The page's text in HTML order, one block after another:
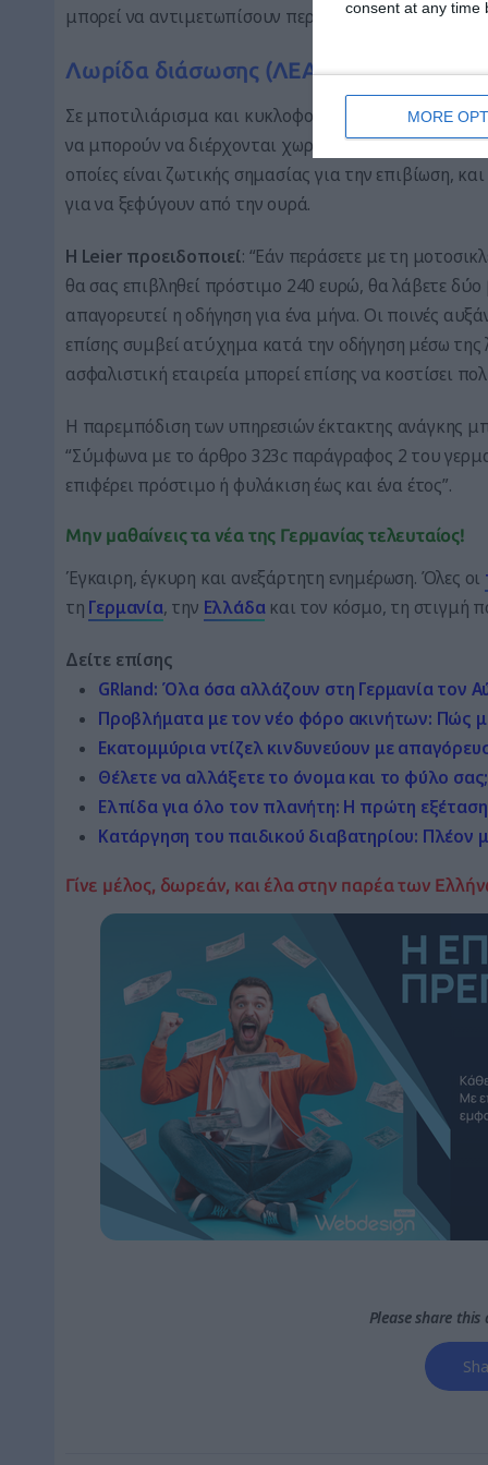
consent at any time
MORE
μπορεί να αντιμετωπίσουν περαιτέρω κυρώσεις”,
Λωρίδα διάσωσης (ΛΕΑ) και μηχανή
Σε μποτιλιάρισμα και κυκλοφοριακή συμφόρηση, οι
να μπορούν να διέρχονται χωρίς προβλήματα.
οποίες είναι ζωτικής σημασίας για την επιβίωση,
για να ξεφύγουν από την ουρά.
Η Leier προειδοποιεί: “Εάν περάσετε με τη
θα σας επιβληθεί πρόστιμο 240 ευρώ, θα λάβετε
απαγορευτεί η οδήγηση για ένα μήνα. Οι ποινές
επίσης συμβεί ατύχημα κατά την οδήγηση μέσω
ασφαλιστική εταιρεία μπορεί επίσης να κοστίσει
Η παρεμπόδιση των υπηρεσιών έκτακτης ανάγκης
“Σύμφωνα με το άρθρο 323c παράγραφος 2 του
επιφέρει πρόστιμο ή φυλάκιση έως και ένα έτος”.
Μην μαθαίνεις τα νέα της Γερμανίας τελευταίος!
Έγκαιρη, έγκυρη και ανεξάρτητη ενημέρωση. Όλες οι
τη Γερμανία, την Ελλάδα και τον κόσμο, τη στιγμή
Δείτε επίσης
GRland: Όλα όσα αλλάζουν στη Γερμανία τον
Προβλήματα με τον νέο φόρο ακινήτων: Πώς
Εκατομμύρια ντίζελ κινδυνεύουν με
Θέλετε να αλλάξετε το όνομα και το φύλο
Ελπίδα για όλο τον πλανήτη: Η πρώτη εξέταση
Κατάργηση του παιδικού διαβατηρίου: Πλέον
Γίνε μέλος, δωρεάν, και έλα στην παρέα των
Please share